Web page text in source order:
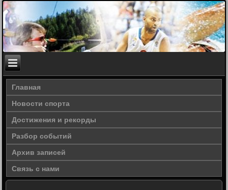
Главная
Новости спорта
Достижения и рекорды
Разбор событий
Архив записей
Связь с нами